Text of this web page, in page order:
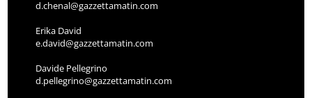
d.chenal@gazzettamatin.com
Erika David
e.david@gazzettamatin.com
Davide Pellegrino
d.pellegrino@gazzettamatin.com